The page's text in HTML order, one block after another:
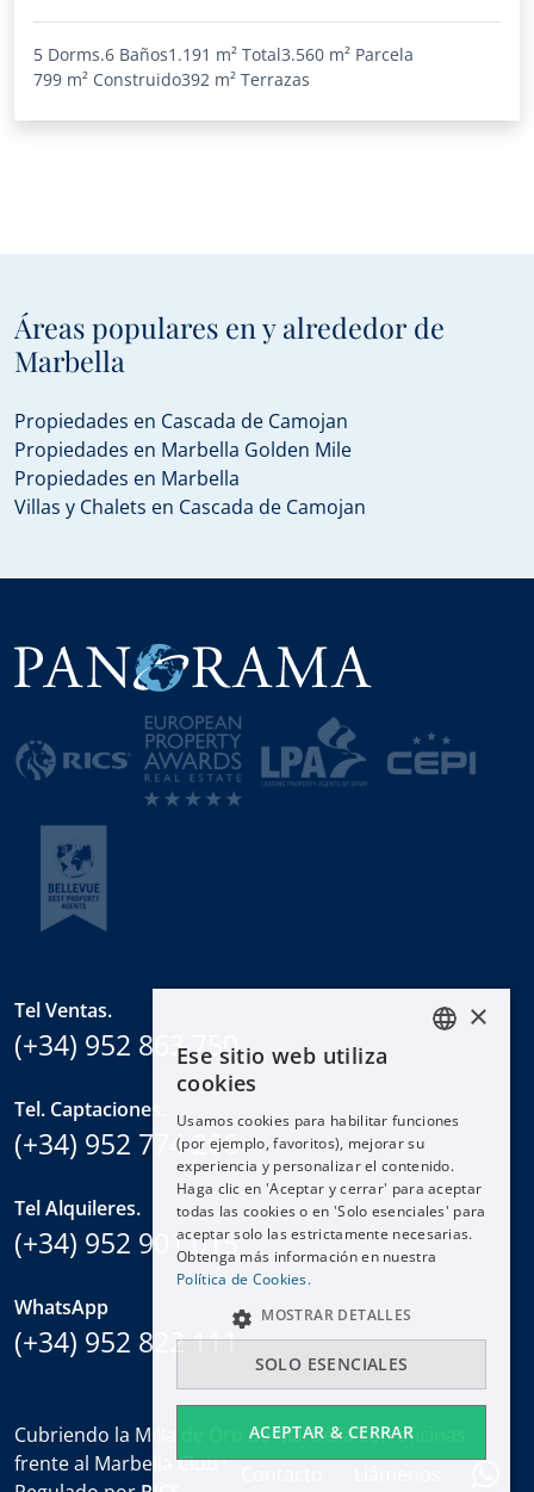
5 Dorms.6 Baños1.191 m² Total3.560 m² Parcela
799 m² Construido392 m² Terrazas
Áreas populares en y alrededor de
Marbella
Propiedades en Cascada de Camojan
Propiedades en Marbella Golden Mile
Propiedades en Marbella
Villas y Chalets en Cascada de Camojan
Tel Ventas.
(+34) 952 863 750
Tel. Captaciones.
(+34) 952 774 266
Tel Alquileres.
(+34) 952 901 015
WhatsApp
(+34) 952 822 111
Cubriendo la Milla de Oro de Marbella con oficinas
frente al Marbella Club y en el Puente Romano.
DEUTSCH
FRANÇAIS
NEDERLANDS
×
Ese sitio web utiliza
cookies
Usamos cookies para habilitar funciones
(por ejemplo, favoritos), mejorar su
experiencia y personalizar el contenido.
Haga clic en 'Aceptar y cerrar' para aceptar
todas las cookies o en 'Solo esenciales' para
aceptar solo las estrictamente necesarias.
Obtenga más información en nuestra
Política de Cookies.
ACEPTAR & CERRAR
SOLO ESENCIALES
MOSTRAR DETALLES